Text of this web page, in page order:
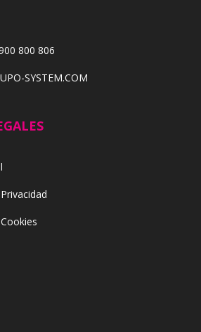
800 806
SYSTEM.COM